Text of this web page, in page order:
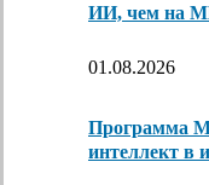
ИИ, чем на
01.08.2026
Программа
интеллект в